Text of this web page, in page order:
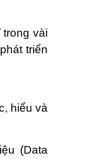
vài
triển
hiểu và
(Data